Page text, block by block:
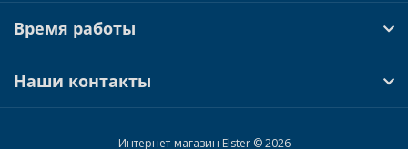
Время работы
Наши контакты
Интернет-магазин Elster © 2026